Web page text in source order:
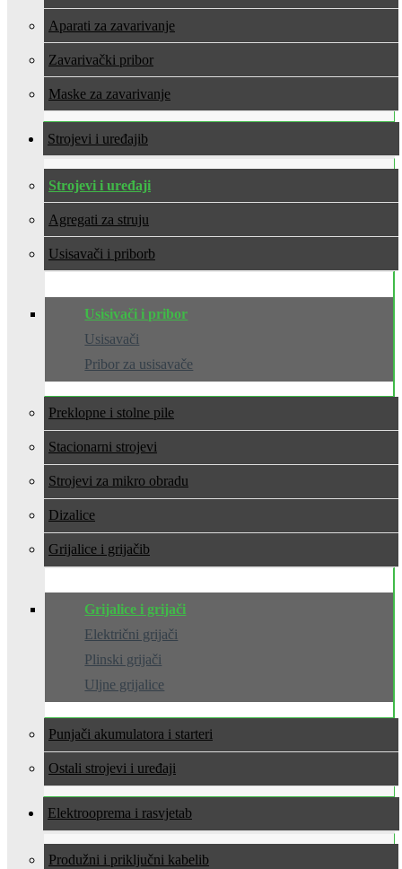
Aparati za zavarivanje
Zavarivački pribor
Maske za zavarivanje
Strojevi i uređaji
Strojevi i uređaji
Agregati za struju
Usisavači i pribor
Usisivači i pribor
Usisavači
Pribor za usisavače
Preklopne i stolne pile
Stacionarni strojevi
Strojevi za mikro obradu
Dizalice
Grijalice i grijači
Grijalice i grijači
Električni grijači
Plinski grijači
Uljne grijalice
Punjači akumulatora i starteri
Ostali strojevi i uređaji
Elektrooprema i rasvjeta
Produžni i priključni kabeli